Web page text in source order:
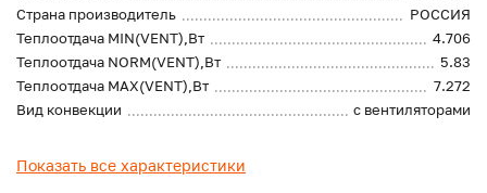
Страна производитель
РОССИЯ
Теплоотдача MIN(VENT),Вт
4.706
Теплоотдача NORM(VENT),Вт
5.83
Теплоотдача MAX(VENT),Вт
7.272
Вид конвекции
с вентиляторами
Показать все характеристики